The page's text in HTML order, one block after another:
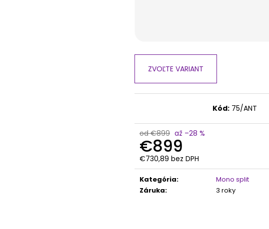
ZVOĽTE VARIANT
Kód: 75/ANT
od €899 až –28 %
€899
€730,89 bez DPH
Jednotková
cena:
Kategória:
Mono split
Záruka: 3 roky